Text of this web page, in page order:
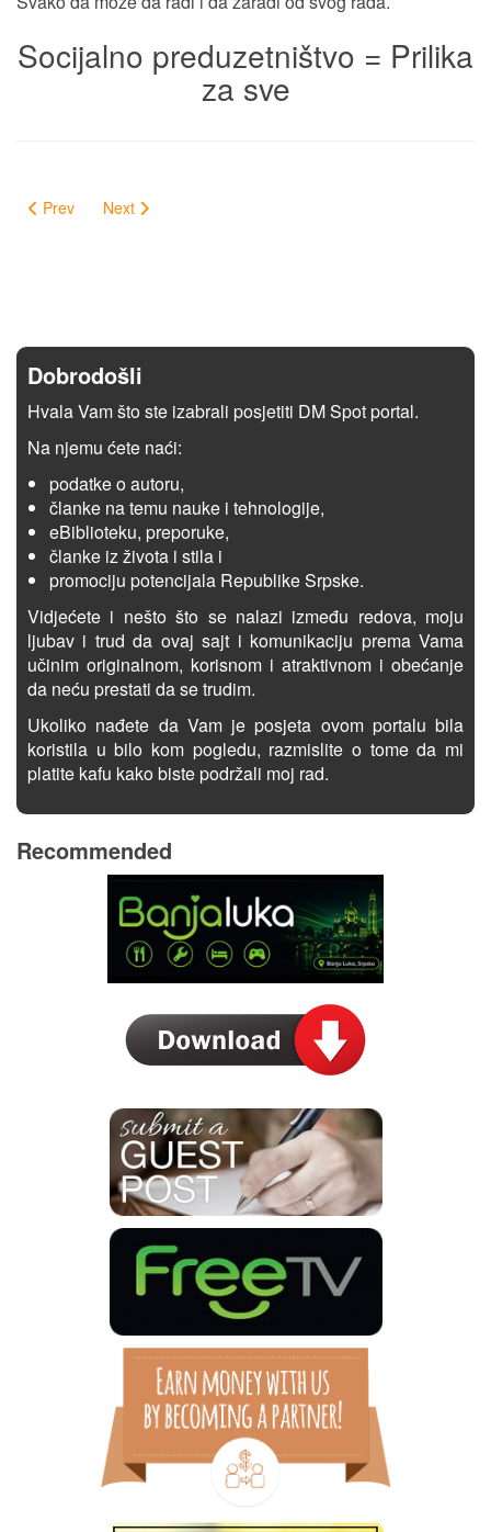
Socijalno preduzetništvo = Prilika
za sve
Prev Next
Dobrodošli
Hvala Vam što ste izabrali posjetiti DM Spot portal.
Na njemu ćete naći:
podatke o autoru,
članke na temu nauke i tehnologije,
eBiblioteku, preporuke,
članke iz života i stila i
promociju potencijala Republike Srpske.
Vidjećete i nešto što se nalazi između redova, moju
ljubav i trud da ovaj sajt i komunikaciju prema Vama
učinim originalnom, korisnom i atraktivnom i obećanje
da neću prestati da se trudim.
Ukoliko nađete da Vam je posjeta ovom portalu bila
koristila u bilo kom pogledu, razmislite o tome da mi
platite kafu kako biste podržali moj rad.
Recommended